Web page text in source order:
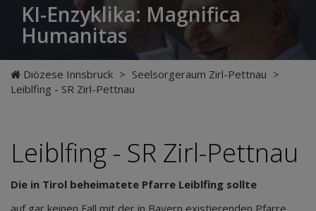
KI-Enzyklika: Magnifica
Humanitas
Diözese Innsbruck > Seelsorgeraum Zirl-Pettnau >
Leiblfing - SR Zirl-Pettnau
Leiblfing - SR Zirl-Pettnau
Die in Tirol beheimatete Pfarre Leiblfing sollte
auf gar keinen Fall mit der in Bayern existierenden Pfarre